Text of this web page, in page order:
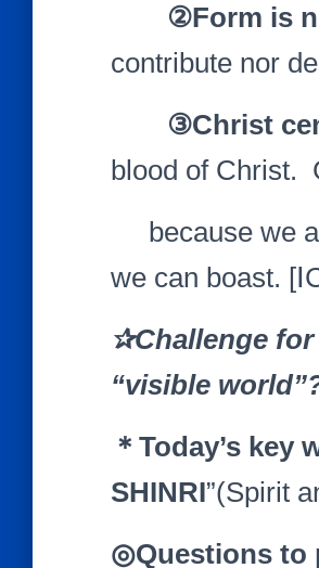
②Form is
contribute nor
③Christ
blood of Christ.
because we
we can boast.
✰Challenge
“visible
＊ Today’s key
SHINRI”(Spirit
◎Questions to